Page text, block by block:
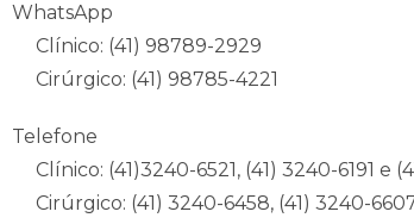
WhatsApp
Clínico: (41) 98789-2929
Cirúrgico: (41) 98785-4221
Telefone
Clínico: (41)3240-6521, (41) 3240-6191 e
Cirúrgico: (41) 3240-6458, (41) 3240-